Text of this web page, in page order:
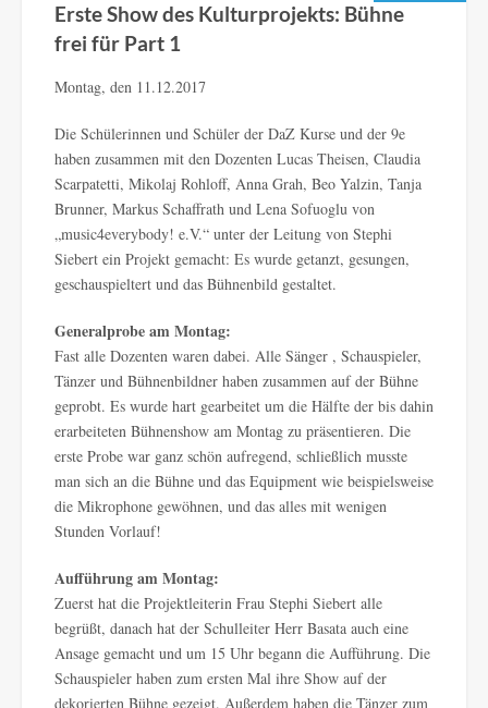
Erste Show des Kulturprojekts: Bühne
frei für Part 1
Montag, den 11.12.2017
Die Schülerinnen und Schüler der DaZ Kurse und der 9e
haben zusammen mit den Dozenten Lucas Theisen, Claudia
Scarpatetti, Mikolaj Rohloff, Anna Grah, Beo Yalzin, Tanja
Brunner, Markus Schaffrath und Lena Sofuoglu von
„music4everybody! e.V.“ unter der Leitung von Stephi
Siebert ein Projekt gemacht: Es wurde getanzt, gesungen,
geschauspieltert und das Bühnenbild gestaltet.
Generalprobe am Montag:
Fast alle Dozenten waren dabei. Alle Sänger , Schauspieler,
Tänzer und Bühnenbildner haben zusammen auf der Bühne
geprobt. Es wurde hart gearbeitet um die Hälfte der bis dahin
erarbeiteten Bühnenshow am Montag zu präsentieren. Die
erste Probe war ganz schön aufregend, schließlich musste
man sich an die Bühne und das Equipment wie beispielsweise
die Mikrophone gewöhnen, und das alles mit wenigen
Stunden Vorlauf!
Aufführung am Montag:
Zuerst hat die Projektleiterin Frau Stephi Siebert alle
begrüßt, danach hat der Schulleiter Herr Basata auch eine
Ansage gemacht und um 15 Uhr begann die Aufführung. Die
Schauspieler haben zum ersten Mal ihre Show auf der
dekorierten Bühne gezeigt. Außerdem haben die Tänzer zum